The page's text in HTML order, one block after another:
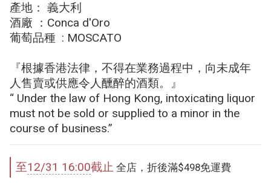
產地： 義大利
酒廠 ：Conca d'Oro
葡萄品種  : MOSCATO
『根據香港法律，不得在業務過程中，向未成年
人售賣或供應令人醺醉的酒類。』
“ Under the law of Hong Kong, intoxicating liquor
must not be sold or supplied to a minor in the
course of business.”
至12/31 16:00截止 全店，折後滿$498免運費